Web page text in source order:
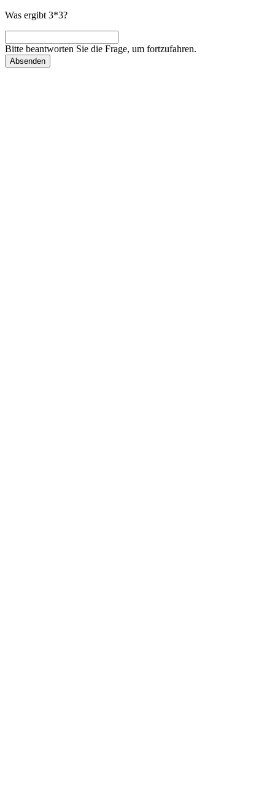
Was ergibt 3*3?
Bitte beantworten Sie die Frage, um fortzufahren.
Absenden